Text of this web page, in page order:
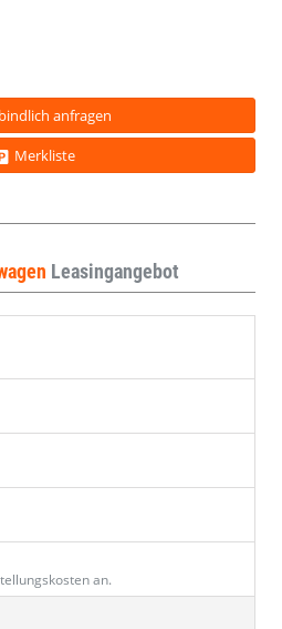
anfragen
Merkliste
Leasingangebot
an.